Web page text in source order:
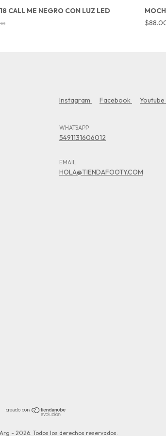
CALL ME NEGRO CON LUZ LED
Instagram Facebook Youtube
WHATSAPP
5491131606012
EMAIL
HOLA@TIENDAFOOTY.COM
- 2026. Todos los derechos reservados.